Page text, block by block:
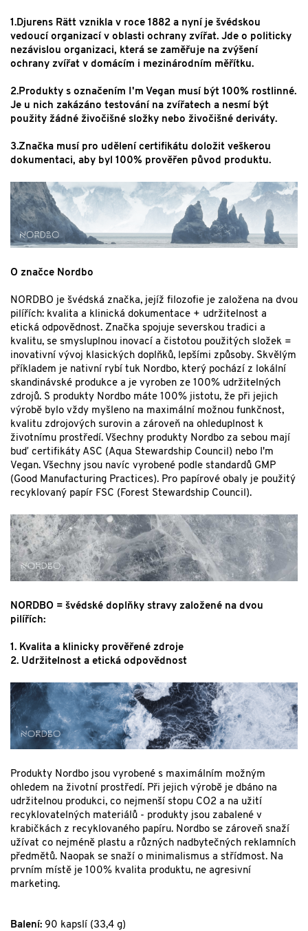
1.Djurens Rätt vznikla v roce 1882 a nyní je švédskou
vedoucí organizací v oblasti ochrany zvířat. Jde o politicky
nezávislou organizaci, která se zaměřuje na zvýšení
ochrany zvířat v domácím i mezinárodním měřítku.
2.Produkty s označením I'm Vegan musí být 100% rostlinné.
Je u nich zakázáno testování na zvířatech a nesmí být
použity žádné živočišné složky nebo živočišné deriváty.
3.Značka musí pro udělení certifikátu doložit veškerou
dokumentaci, aby byl 100% prověřen původ produktu.
O značce Nordbo
NORDBO je švédská značka, jejíž filozofie je založena na dvou
pilířích: kvalita a klinická dokumentace + udržitelnost a
etická odpovědnost. Značka spojuje severskou tradici a
kvalitu, se smysluplnou inovací a čistotou použitých složek =
inovativní vývoj klasických doplňků, lepšími způsoby. Skvělým
příkladem je nativní rybí tuk Nordbo, který pochází z lokální
skandinávské produkce a je vyroben ze 100% udržitelných
zdrojů. S produkty Nordbo máte 100% jistotu, že při jejich
výrobě bylo vždy myšleno na maximální možnou funkčnost,
kvalitu zdrojových surovin a zároveň na ohleduplnost k
životnímu prostředí. Všechny produkty Nordbo za sebou mají
buď certifikáty ASC (Aqua Stewardship Council) nebo I'm
Vegan. Všechny jsou navíc vyrobené podle standardů GMP
(Good Manufacturing Practices). Pro papírové obaly je použitý
recyklovaný papír FSC (Forest Stewardship Council).
NORDBO = švédské doplňky stravy založené na dvou
pilířích:
1. Kvalita a klinicky prověřené zdroje
2. Udržitelnost a etická odpovědnost
Produkty Nordbo jsou vyrobené s maximálním možným
ohledem na životní prostředí. Při jejich výrobě je dbáno na
udržitelnou produkci, co nejmenší stopu CO2 a na užití
recyklovatelných materiálů - produkty jsou zabalené v
krabičkách z recyklovaného papíru. Nordbo se zároveň snaží
užívat co nejméně plastu a různých nadbytečných reklamních
předmětů. Naopak se snaží o minimalismus a střídmost. Na
prvním místě je 100% kvalita produktu, ne agresivní
marketing.
Balení: 90 kapslí (33,4 g)